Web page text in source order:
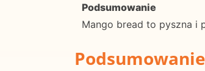
Podsumowanie
Mango bread to pyszna i
Podsumowanie